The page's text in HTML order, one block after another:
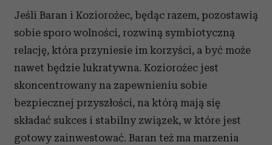
Jeśli Baran i Koziorożec, będąc razem, pozostawią
sobie sporo wolności, rozwiną symbiotyczną
relację, która przyniesie im korzyści, a być może
nawet będzie lukratywna. Koziorożec jest
skoncentrowany na zapewnieniu sobie
bezpiecznej przyszłości, na którą mają się
składać sukces i stabilny związek, w które jest
gotowy zainwestować. Baran też ma marzenia